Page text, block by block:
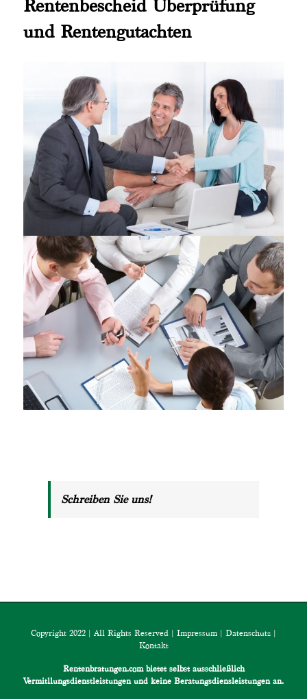
Rentenbescheid Überprüfung
und Rentengutachten
Schreiben Sie uns!
Copyright 2022 | All Rights Reserved | Impressum | Datenschutz |
Kontakt
Rentenbratungen.com bietet selbst ausschließlich
Vermitllungsdienstleistungen und keine Beratungsdiensleistungen an.